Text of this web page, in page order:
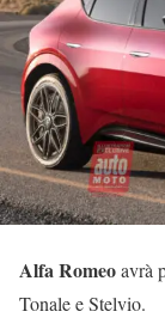
Alfa Romeoavrà
Tonale e Stelvio.